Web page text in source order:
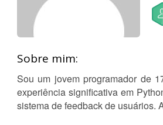
Sobre mim:
Sou um jovem programador de
experiência significativa em
sistema de feedback de usuários.